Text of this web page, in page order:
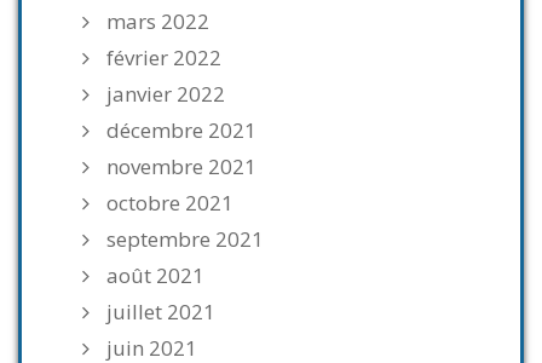
mars 2022
février 2022
janvier 2022
décembre 2021
novembre 2021
octobre 2021
septembre 2021
août 2021
juillet 2021
juin 2021